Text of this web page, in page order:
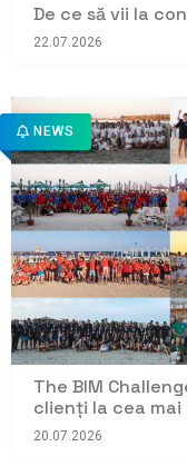
De ce să vii la
22.07.2026
NEWS
The BIM
clienți la cea mai
20.07.2026